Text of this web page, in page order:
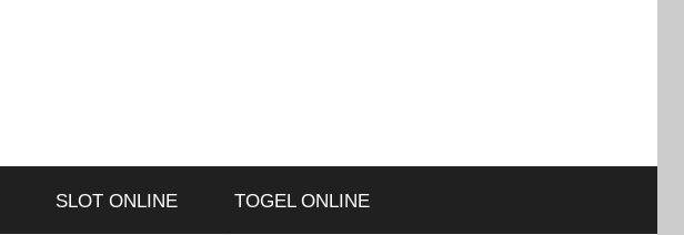
SLOT ONLINE TOGEL ONLINE